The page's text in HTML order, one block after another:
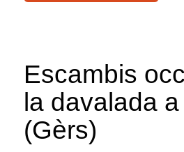
Escambis
la davalada
(Gèrs)